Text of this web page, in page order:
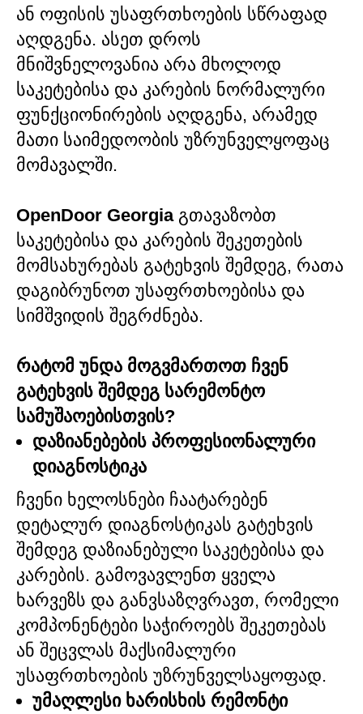
ან ოფისის უსაფრთხოების სწრაფად
აღდგენა. ასეთ დროს
მნიშვნელოვანია არა მხოლოდ
საკეტებისა და კარების ნორმალური
ფუნქციონირების აღდგენა, არამედ
მათი საიმედოობის უზრუნველყოფაც
მომავალში.
OpenDoor Georgiaგთავაზობთ
საკეტებისა და კარების შეკეთების
მომსახურებას გატეხვის შემდეგ, რათა
დაგიბრუნოთ უსაფრთხოებისა და
სიმშვიდის შეგრძნება.
რატომ უნდა მოგვმართოთ ჩვენ
გატეხვის შემდეგ სარემონტო
სამუშაოებისთვის?
დაზიანებების პროფესიონალური
დიაგნოსტიკა
ჩვენი ხელოსნები ჩაატარებენ
დეტალურ დიაგნოსტიკას გატეხვის
შემდეგ დაზიანებული საკეტებისა და
კარების. გამოვავლენთ ყველა
ხარვეზს და განვსაზღვრავთ, რომელი
კომპონენტები საჭიროებს შეკეთებას
ან შეცვლას მაქსიმალური
უსაფრთხოების უზრუნველსაყოფად.
უმაღლესი ხარისხის რემონტი